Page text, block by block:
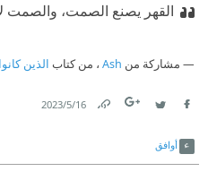
القهر يصنع الصمت، والصمت
مشاركة من Ash ، من كتاب الذين
16‏/5‏/2023
أوافق